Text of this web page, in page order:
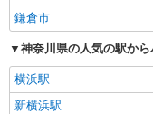
鎌倉市
神奈川県の人気の駅か
横浜駅
新横浜駅